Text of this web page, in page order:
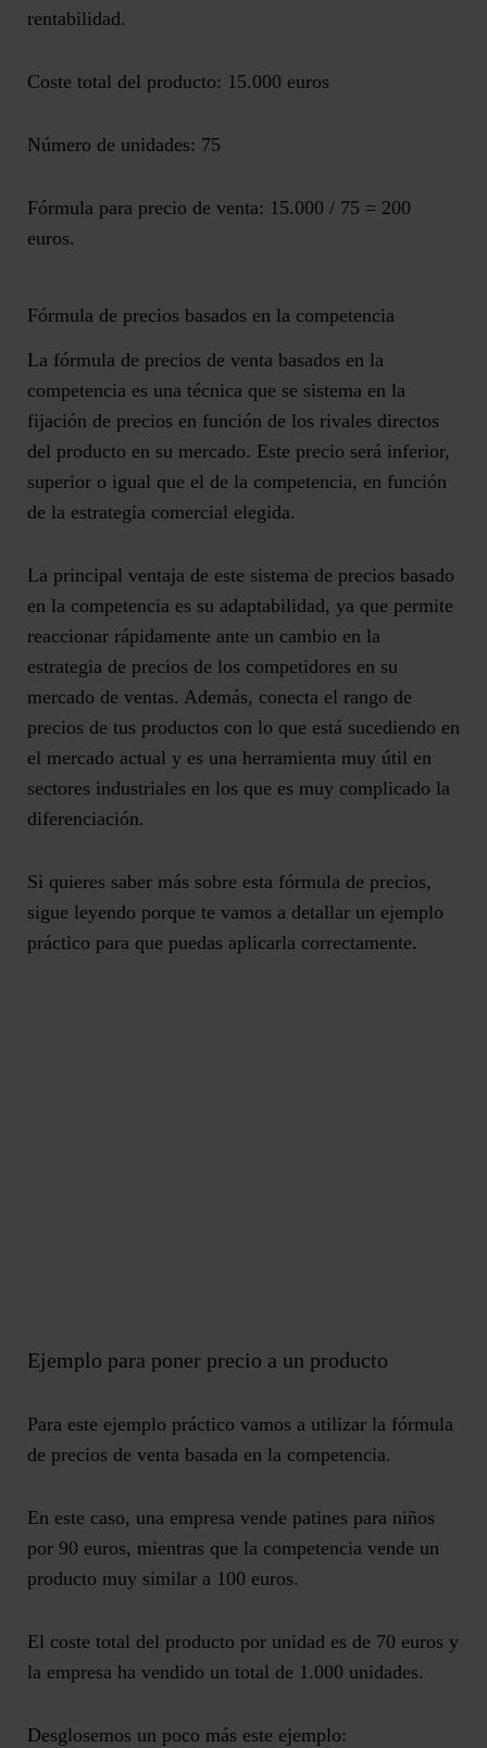
rentabilidad.
Coste total del producto: 15.000 euros
Número de unidades: 75
Fórmula para precio de venta: 15.000 / 75 = 200
euros.
Fórmula de precios basados en la competencia
La fórmula de precios de venta basados en la
competencia es una técnica que se sistema en la
fijación de precios en función de los rivales directos
del producto en su mercado. Este precio será inferior,
superior o igual que el de la competencia, en función
de la estrategia comercial elegida.
La principal ventaja de este sistema de precios basado
en la competencia es su adaptabilidad, ya que permite
reaccionar rápidamente ante un cambio en la
estrategia de precios de los competidores en su
mercado de ventas. Además, conecta el rango de
precios de tus productos con lo que está sucediendo en
el mercado actual y es una herramienta muy útil en
sectores industriales en los que es muy complicado la
diferenciación.
Si quieres saber más sobre esta fórmula de precios,
sigue leyendo porque te vamos a detallar un ejemplo
práctico para que puedas aplicarla correctamente.
Ejemplo para poner precio a un producto
Para este ejemplo práctico vamos a utilizar la fórmula
de precios de venta basada en la competencia.
En este caso, una empresa vende patines para niños
por 90 euros, mientras que la competencia vende un
producto muy similar a 100 euros.
El coste total del producto por unidad es de 70 euros y
la empresa ha vendido un total de 1.000 unidades.
Desglosemos un poco más este ejemplo: